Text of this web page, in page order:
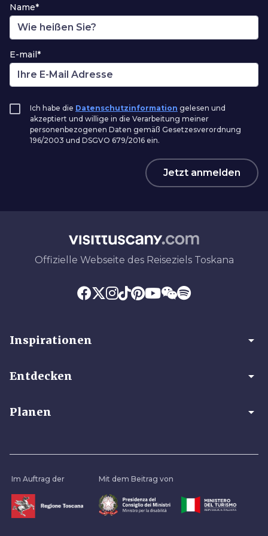
Name*
E-mail*
Ich habe die Datenschutzinformation gelesen und
akzeptiert und willige in die Verarbeitung meiner
personenbezogenen Daten gemäß Gesetzesverordnung
196/2003 und DSGVO 679/2016 ein.
Jetzt anmelden
Offizielle Webseite des Reiseziels Toskana
Inspirationen arrow_drop_down
Entdecken arrow_drop_down
Planen arrow_drop_down
Im Auftrag der Mit dem Beitrag von